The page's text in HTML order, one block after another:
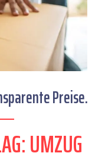
Preise.
UMZUG